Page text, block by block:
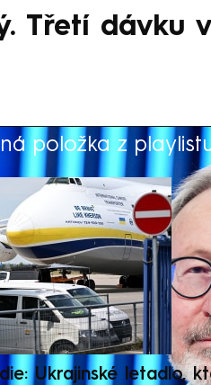
Třetí dávku
položka z
Ukrajinské letadlo,